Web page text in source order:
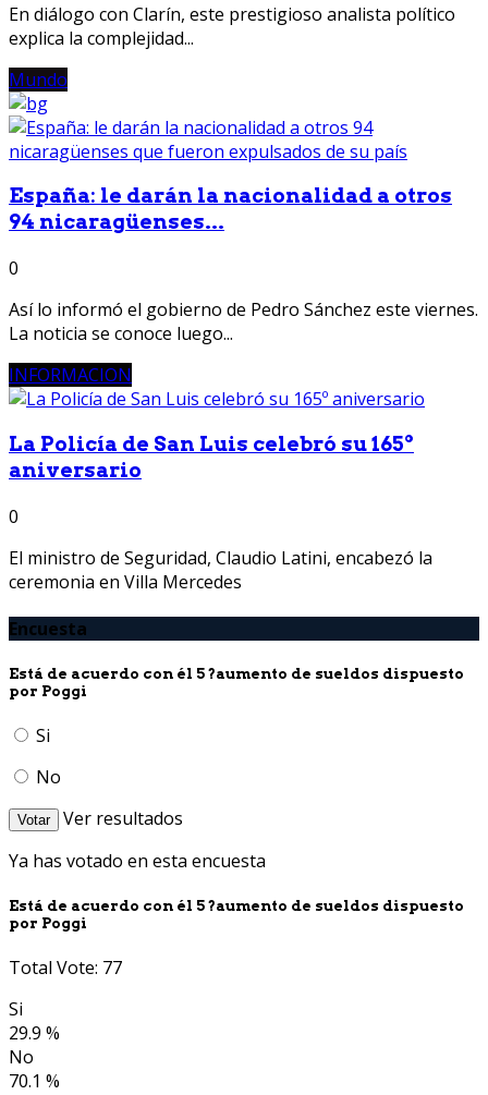
En diálogo con Clarín, este prestigioso analista político
explica la complejidad...
Mundo
España: le darán la nacionalidad a otros
94 nicaragüenses...
0
Así lo informó el gobierno de Pedro Sánchez este viernes.
La noticia se conoce luego...
INFORMACION
La Policía de San Luis celebró su 165º
aniversario
0
El ministro de Seguridad, Claudio Latini, encabezó la
ceremonia en Villa Mercedes
Encuesta
Está de acuerdo con él 5 ?aumento de sueldos dispuesto
por Poggi
Si
No
Votar
Ver resultados
Ya has votado en esta encuesta
Está de acuerdo con él 5 ?aumento de sueldos dispuesto
por Poggi
Total Vote: 77
Si
29.9 %
No
70.1 %